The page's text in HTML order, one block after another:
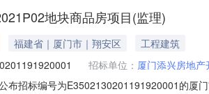
地块商品房项目(监理)
福建省｜厦门市｜翔安区
工程建筑
招标单位： 厦门添兴房地
布招标编号为E3502130201191920001的厦